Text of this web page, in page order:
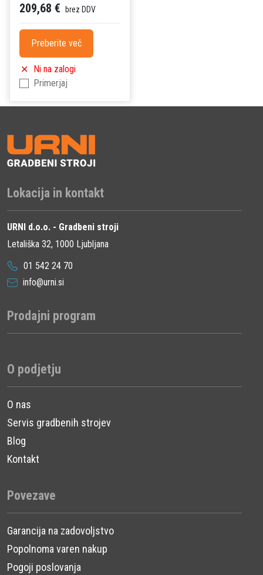
209,68 € brez DDV
Preberite več
Ni na zalogi
Primerjaj
Lokacija in kontakt
URNI d.o.o. - Gradbeni stroji
Letališka 32, 1000 Ljubljana
01 542 24 70
info@urni.si
Prodajni program
O podjetju
O nas
Servis gradbenih strojev
Blog
Kontakt
Povezave
Garancija na zadovoljstvo
Popolnoma varen nakup
Pogoji poslovanja